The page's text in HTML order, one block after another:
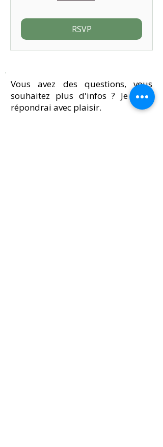
RSVP
Vous avez des questions, vous
souhaitez plus d'infos ? Je vous
répondrai avec plaisir.